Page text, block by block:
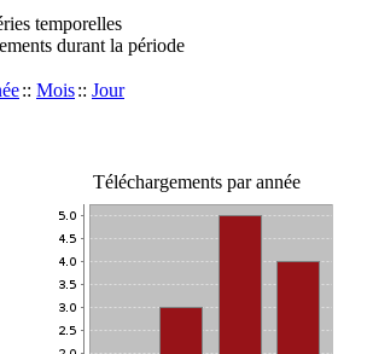
temporelles
durant la période
:: Mois:: Jour
Téléchargements par année